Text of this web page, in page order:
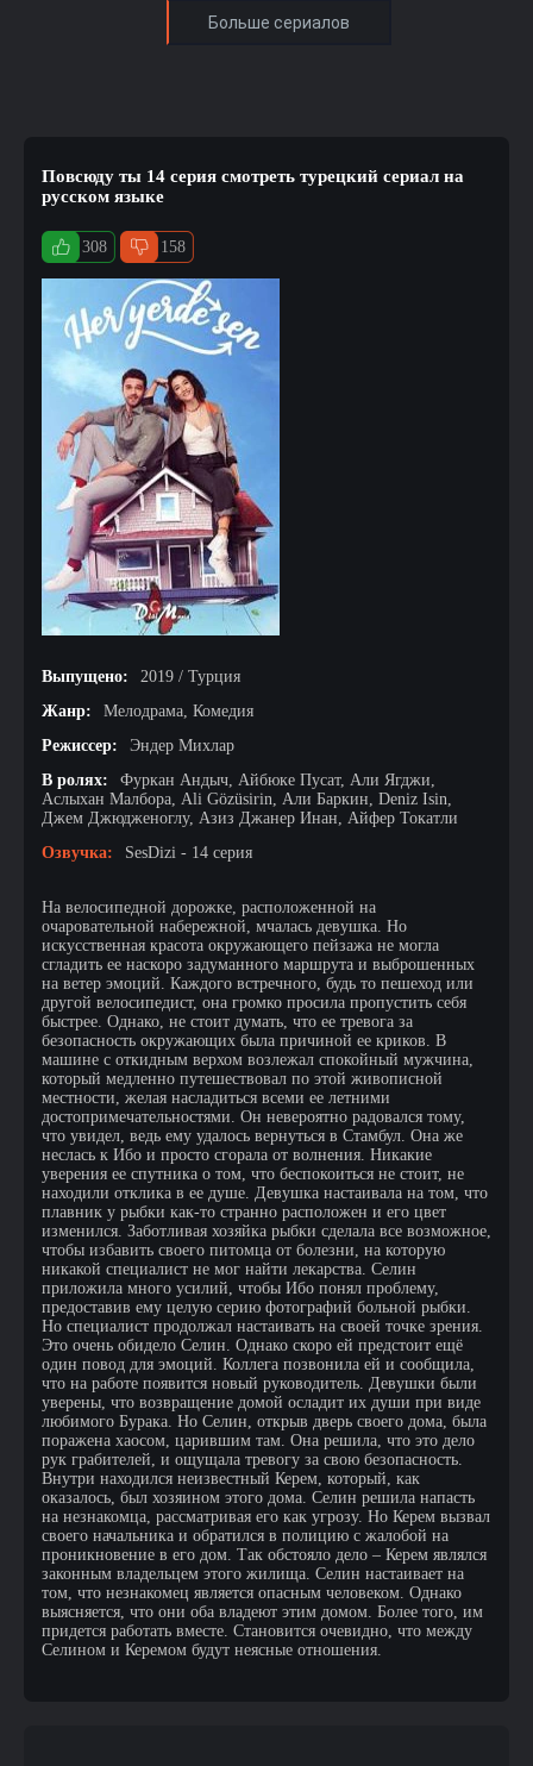
Повсюду ты 14 серия смотреть турецкий сериал на
русском языке
308 158
Выпущено:
2019 / Турция
Жанр:
Мелодрама, Комедия
Режиссер:
Эндер Михлар
В ролях:
Фуркан Андыч, Айбюке Пусат, Али Ягджи,
Аслыхан Малбора, Ali Gözüsirin, Али Баркин, Deniz Isin,
Джем Джюдженоглу, Азиз Джанер Инан, Айфер Токатли
Озвучка:
SesDizi - 14 серия
На велосипедной дорожке, расположенной на
очаровательной набережной, мчалась девушка. Но
искусственная красота окружающего пейзажа не могла
сгладить ее наскоро задуманного маршрута и выброшенных
на ветер эмоций. Каждого встречного, будь то пешеход или
другой велосипедист, она громко просила пропустить себя
быстрее. Однако, не стоит думать, что ее тревога за
безопасность окружающих была причиной ее криков. В
машине с откидным верхом возлежал спокойный мужчина,
который медленно путешествовал по этой живописной
местности, желая насладиться всеми ее летними
достопримечательностями. Он невероятно радовался тому,
что увидел, ведь ему удалось вернуться в Стамбул. Она же
неслась к Ибо и просто сгорала от волнения. Никакие
уверения ее спутника о том, что беспокоиться не стоит, не
находили отклика в ее душе. Девушка настаивала на том, что
плавник у рыбки как-то странно расположен и его цвет
изменился. Заботливая хозяйка рыбки сделала все возможное,
чтобы избавить своего питомца от болезни, на которую
никакой специалист не мог найти лекарства. Селин
приложила много усилий, чтобы Ибо понял проблему,
предоставив ему целую серию фотографий больной рыбки.
Но специалист продолжал настаивать на своей точке зрения.
Это очень обидело Селин. Однако скоро ей предстоит ещё
один повод для эмоций. Коллега позвонила ей и сообщила,
что на работе появится новый руководитель. Девушки были
уверены, что возвращение домой осладит их души при виде
любимого Бурака. Но Селин, открыв дверь своего дома, была
поражена хаосом, царившим там. Она решила, что это дело
рук грабителей, и ощущала тревогу за свою безопасность.
Внутри находился неизвестный Керем, который, как
оказалось, был хозяином этого дома. Селин решила напасть
на незнакомца, рассматривая его как угрозу. Но Керем вызвал
своего начальника и обратился в полицию с жалобой на
проникновение в его дом. Так обстояло дело – Керем являлся
законным владельцем этого жилища. Селин настаивает на
том, что незнакомец является опасным человеком. Однако
выясняется, что они оба владеют этим домом. Более того, им
придется работать вместе. Становится очевидно, что между
Селином и Керемом будут неясные отношения.